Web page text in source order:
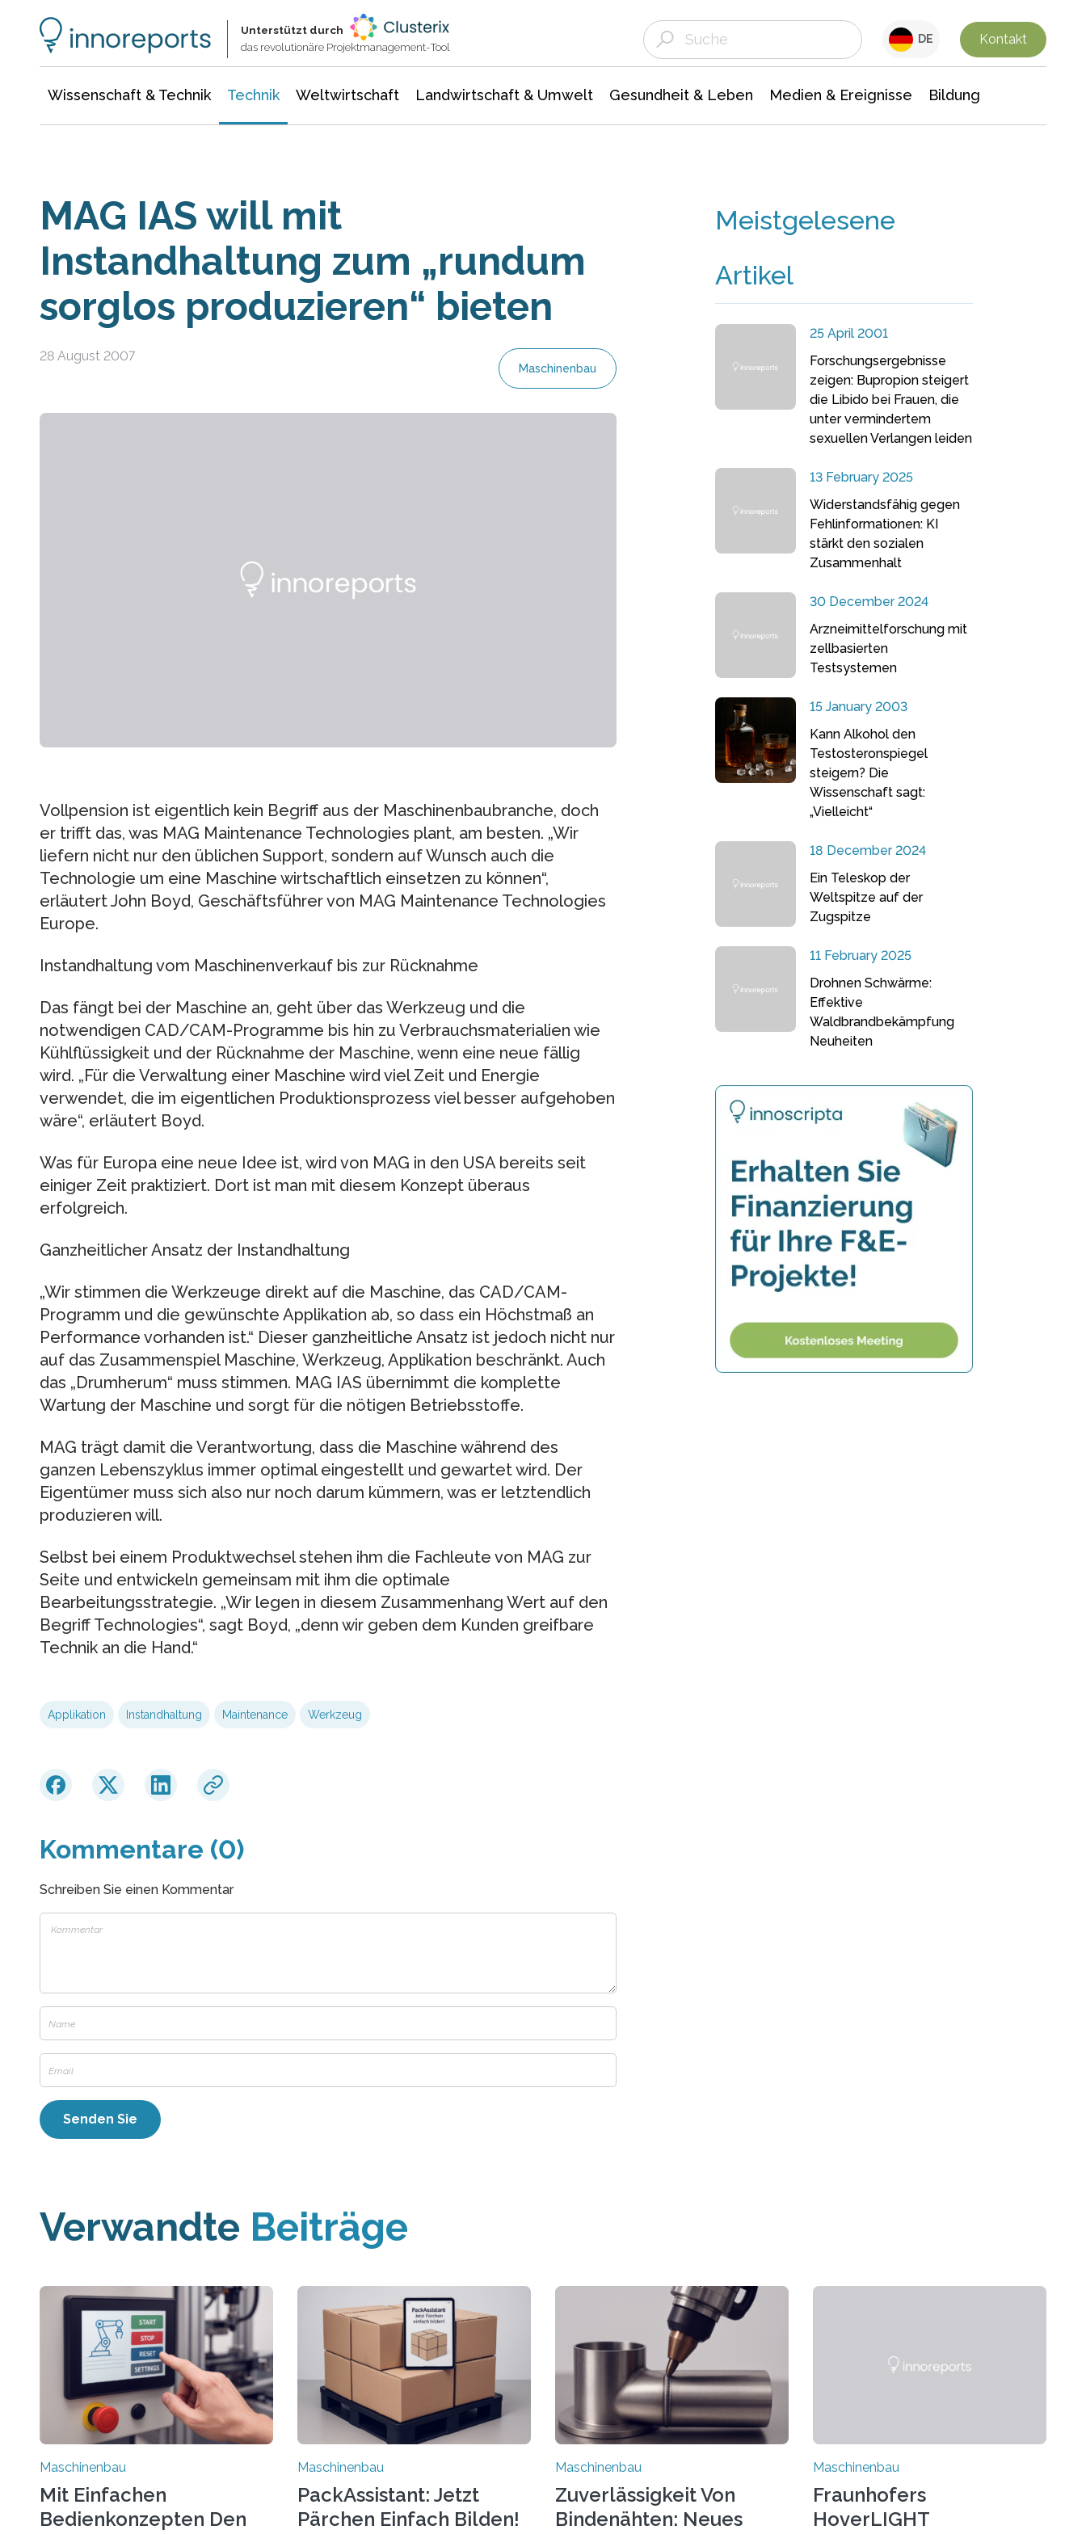
Unterstützt durch
das revolutionäre Projektmanagement-Tool
DE Kontakt
Wissenschaft & Technik Technik Weltwirtschaft Landwirtschaft & Umwelt Gesundheit & Leben Medien & Ereignisse Bildung
MAG IAS will mit
Instandhaltung zum „rundum
sorglos produzieren“ bieten
28 August 2007
Maschinenbau
Vollpension ist eigentlich kein Begriff aus der Maschinenbaubranche, doch
er trifft das, was MAG Maintenance Technologies plant, am besten. „Wir
liefern nicht nur den üblichen Support, sondern auf Wunsch auch die
Technologie um eine Maschine wirtschaftlich einsetzen zu können“,
erläutert John Boyd, Geschäftsführer von MAG Maintenance Technologies
Europe.
Instandhaltung vom Maschinenverkauf bis zur Rücknahme
Das fängt bei der Maschine an, geht über das Werkzeug und die
notwendigen CAD/CAM-Programme bis hin zu Verbrauchsmaterialien wie
Kühlflüssigkeit und der Rücknahme der Maschine, wenn eine neue fällig
wird. „Für die Verwaltung einer Maschine wird viel Zeit und Energie
verwendet, die im eigentlichen Produktionsprozess viel besser aufgehoben
wäre“, erläutert Boyd.
Was für Europa eine neue Idee ist, wird von MAG in den USA bereits seit
einiger Zeit praktiziert. Dort ist man mit diesem Konzept überaus
erfolgreich.
Ganzheitlicher Ansatz der Instandhaltung
„Wir stimmen die Werkzeuge direkt auf die Maschine, das CAD/CAM-
Programm und die gewünschte Applikation ab, so dass ein Höchstmaß an
Performance vorhanden ist.“ Dieser ganzheitliche Ansatz ist jedoch nicht nur
auf das Zusammenspiel Maschine, Werkzeug, Applikation beschränkt. Auch
das „Drumherum“ muss stimmen. MAG IAS übernimmt die komplette
Wartung der Maschine und sorgt für die nötigen Betriebsstoffe.
MAG trägt damit die Verantwortung, dass die Maschine während des
ganzen Lebenszyklus immer optimal eingestellt und gewartet wird. Der
Eigentümer muss sich also nur noch darum kümmern, was er letztendlich
produzieren will.
Selbst bei einem Produktwechsel stehen ihm die Fachleute von MAG zur
Seite und entwickeln gemeinsam mit ihm die optimale
Bearbeitungsstrategie. „Wir legen in diesem Zusammenhang Wert auf den
Begriff Technologies“, sagt Boyd, „denn wir geben dem Kunden greifbare
Technik an die Hand.“
Applikation Instandhaltung Maintenance Werkzeug
Kommentare (0)
Schreiben Sie einen Kommentar
Meistgelesene
Artikel
25 April 2001
Forschungsergebnisse
zeigen: Bupropion steigert
die Libido bei Frauen, die
unter vermindertem
sexuellen Verlangen leiden
13 February 2025
Widerstandsfähig gegen
Fehlinformationen: KI
stärkt den sozialen
Zusammenhalt
30 December 2024
Arzneimittelforschung mit
zellbasierten
Testsystemen
15 January 2003
Kann Alkohol den
Testosteronspiegel
steigern? Die
Wissenschaft sagt:
„Vielleicht“
18 December 2024
Ein Teleskop der
Weltspitze auf der
Zugspitze
11 February 2025
Drohnen Schwärme:
Effektive
Waldbrandbekämpfung
Neuheiten
Verwandte Beiträge
Maschinenbau
Mit Einfachen
Bedienkonzepten Den
Maschinenbau
PackAssistant: Jetzt
Pärchen Einfach Bilden!
Maschinenbau
Zuverlässigkeit Von
Bindenähten: Neues
Maschinenbau
Fraunhofers
HoverLIGHT